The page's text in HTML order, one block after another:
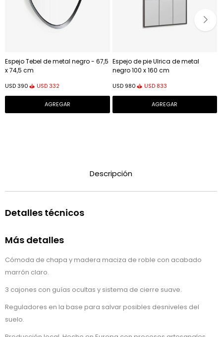
Espejo Tebel de metal negro - 67,5
x 74,5 cm
USD390 USD332
Espejo de pie Ulrica de metal
negro 100 x 160 cm
USD 980 USD 833
Descripción
Detalles técnicos
Más detalles
Cómoda de chapa y madera maciza de roble con acabado
marrón claro.
3 cajones con guías ocultas y sistema de cierre suave.
Reguladores en la base para salvar posibles desniveles del
suelo.